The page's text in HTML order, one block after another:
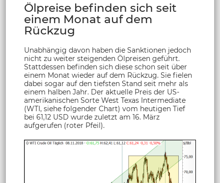
Ölpreise befinden sich seit
einem Monat auf dem
Rückzug
Unabhängig davon haben die Sanktionen jedoch
nicht zu weiter steigenden Ölpreisen geführt.
Stattdessen befinden sich diese schon seit über
einem Monat wieder auf dem Rückzug. Sie fielen
dabei sogar auf den tiefsten Stand seit mehr als
einem halben Jahr. Der aktuelle Preis der US-
amerikanischen Sorte West Texas Intermediate
(WTI, siehe folgender Chart) vom heutigen Tief
bei 61,12 USD wurde zuletzt am 16. März
aufgerufen (roter Pfeil).